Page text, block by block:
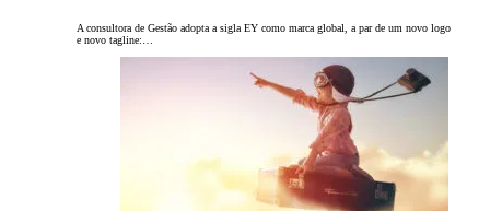
A consultora de Gestão adopta a sigla EY como marca global, a par de um novo logo
e novo tagline:…